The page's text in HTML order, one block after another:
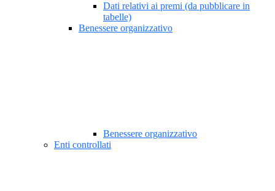
Dati relativi ai premi (da pubblicare in
tabelle)
Benessere organizzativo
Benessere organizzativo
Enti controllati